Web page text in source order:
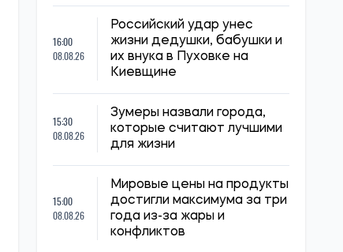
16:00
08.08.26
Российский удар унес
жизни дедушки, бабушки и
их внука в Пуховке на
Киевщине
15:30
08.08.26
Зумеры назвали города,
которые считают лучшими
для жизни
15:00
08.08.26
Мировые цены на продукты
достигли максимума за три
года из-за жары и
конфликтов